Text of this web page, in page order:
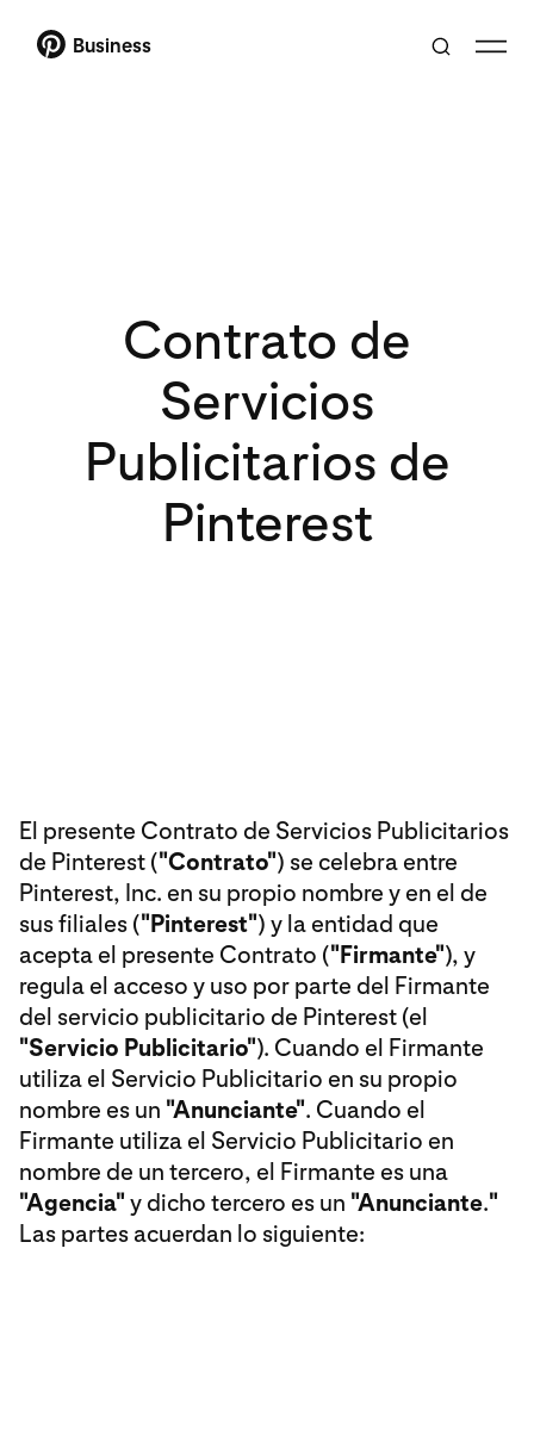
Business
Contrato de
Servicios
Publicitarios de
Pinterest
El presente Contrato de Servicios Publicitarios
de Pinterest ("Contrato") se celebra entre
Pinterest, Inc. en su propio nombre y en el de
sus filiales ("Pinterest") y la entidad que
acepta el presente Contrato ("Firmante"), y
regula el acceso y uso por parte del Firmante
del servicio publicitario de Pinterest (el
"Servicio Publicitario"). Cuando el Firmante
utiliza el Servicio Publicitario en su propio
nombre es un "Anunciante". Cuando el
Firmante utiliza el Servicio Publicitario en
nombre de un tercero, el Firmante es una
"Agencia" y dicho tercero es un "Anunciante."
Las partes acuerdan lo siguiente: